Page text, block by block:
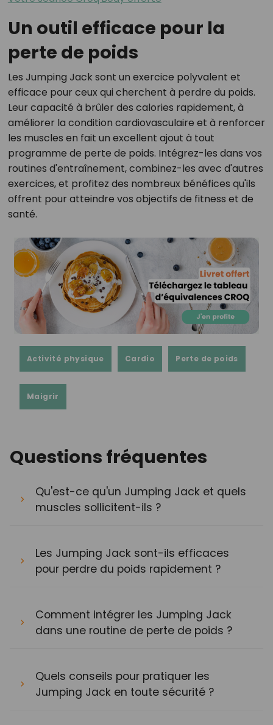
Un outil efficace pour la
perte de poids
Les Jumping Jack sont un exercice polyvalent et
efficace pour ceux qui cherchent à perdre du poids.
Leur capacité à brûler des calories rapidement, à
améliorer la condition cardiovasculaire et à renforcer
les muscles en fait un excellent ajout à tout
programme de perte de poids. Intégrez-les dans vos
routines d'entraînement, combinez-les avec d'autres
exercices, et profitez des nombreux bénéfices qu'ils
offrent pour atteindre vos objectifs de fitness et de
santé.
Activité physique Cardio Perte de poids
Maigrir
Questions fréquentes
Qu'est-ce qu'un Jumping Jack et quels
muscles sollicitent-ils ?
Les Jumping Jack sont-ils efficaces
pour perdre du poids rapidement ?
Comment intégrer les Jumping Jack
dans une routine de perte de poids ?
Quels conseils pour pratiquer les
Jumping Jack en toute sécurité ?